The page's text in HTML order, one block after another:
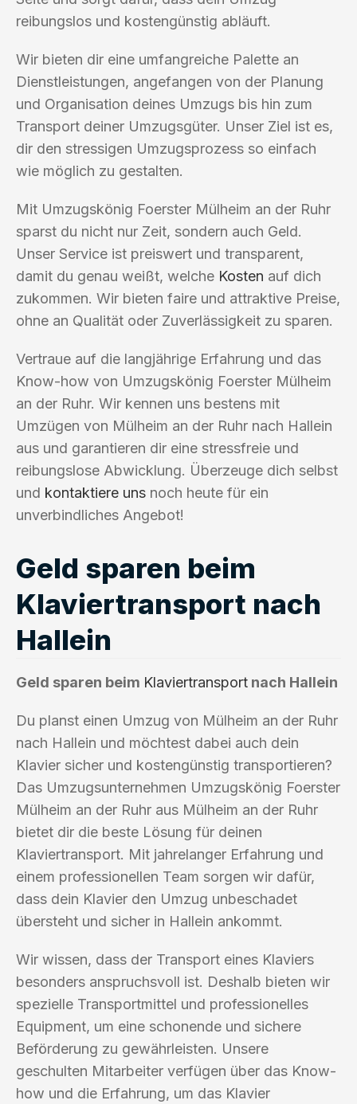
reibungslos und kostengünstig abläuft.
Wir bieten dir eine umfangreiche Palette an
Dienstleistungen, angefangen von der Planung
und Organisation deines Umzugs bis hin zum
Transport deiner Umzugsgüter. Unser Ziel ist es,
dir den stressigen Umzugsprozess so einfach
wie möglich zu gestalten.
Mit Umzugskönig Foerster Mülheim an der Ruhr
sparst du nicht nur Zeit, sondern auch Geld.
Unser Service ist preiswert und transparent,
damit du genau weißt, welche Kosten auf dich
zukommen. Wir bieten faire und attraktive Preise,
ohne an Qualität oder Zuverlässigkeit zu sparen.
Vertraue auf die langjährige Erfahrung und das
Know-how von Umzugskönig Foerster Mülheim
an der Ruhr. Wir kennen uns bestens mit
Umzügen von Mülheim an der Ruhr nach Hallein
aus und garantieren dir eine stressfreie und
reibungslose Abwicklung. Überzeuge dich selbst
und kontaktiere uns noch heute für ein
unverbindliches Angebot!
Geld sparen beim
Klaviertransport nach
Hallein
Geld sparen beim Klaviertransport nach Hallein
Du planst einen Umzug von Mülheim an der Ruhr
nach Hallein und möchtest dabei auch dein
Klavier sicher und kostengünstig transportieren?
Das Umzugsunternehmen Umzugskönig Foerster
Mülheim an der Ruhr aus Mülheim an der Ruhr
bietet dir die beste Lösung für deinen
Klaviertransport. Mit jahrelanger Erfahrung und
einem professionellen Team sorgen wir dafür,
dass dein Klavier den Umzug unbeschadet
übersteht und sicher in Hallein ankommt.
Wir wissen, dass der Transport eines Klaviers
besonders anspruchsvoll ist. Deshalb bieten wir
spezielle Transportmittel und professionelles
Equipment, um eine schonende und sichere
Beförderung zu gewährleisten. Unsere
geschulten Mitarbeiter verfügen über das Know-
how und die Erfahrung, um das Klavier